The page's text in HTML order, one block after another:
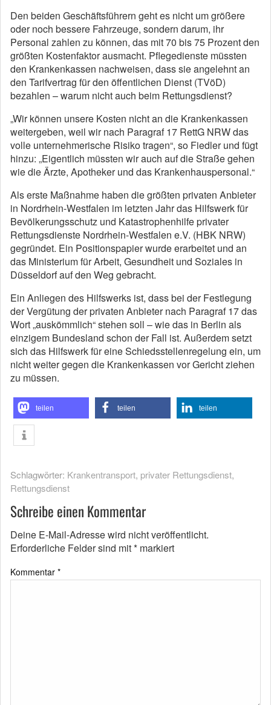
Den beiden Geschäftsführern geht es nicht um größere
oder noch bessere Fahrzeuge, sondern darum, ihr
Personal zahlen zu können, das mit 70 bis 75 Prozent den
größten Kostenfaktor ausmacht. Pflegedienste müssten
den Krankenkassen nachweisen, dass sie angelehnt an
den Tarifvertrag für den öffentlichen Dienst (TVöD)
bezahlen – warum nicht auch beim Rettungsdienst?
„Wir können unsere Kosten nicht an die Krankenkassen
weitergeben, weil wir nach Paragraf 17 RettG NRW das
volle unternehmerische Risiko tragen“, so Fiedler und fügt
hinzu: „Eigentlich müssten wir auch auf die Straße gehen
wie die Ärzte, Apotheker und das Krankenhauspersonal.“
Als erste Maßnahme haben die größten privaten Anbieter
in Nordrhein-Westfalen im letzten Jahr das Hilfswerk für
Bevölkerungsschutz und Katastrophenhilfe privater
Rettungsdienste Nordrhein-Westfalen e.V. (HBK NRW)
gegründet. Ein Positionspapier wurde erarbeitet und an
das Ministerium für Arbeit, Gesundheit und Soziales in
Düsseldorf auf den Weg gebracht.
Ein Anliegen des Hilfswerks ist, dass bei der Festlegung
der Vergütung der privaten Anbieter nach Paragraf 17 das
Wort „auskömmlich“ stehen soll – wie das in Berlin als
einzigem Bundesland schon der Fall ist. Außerdem setzt
sich das Hilfswerk für eine Schiedsstellenregelung ein, um
nicht weiter gegen die Krankenkassen vor Gericht ziehen
zu müssen.
teilen teilen teilen
Schlagwörter: Krankentransport, privater Rettungsdienst,
Rettungsdienst
Schreibe einen Kommentar
Deine E-Mail-Adresse wird nicht veröffentlicht.
Erforderliche Felder sind mit* markiert
Kommentar *